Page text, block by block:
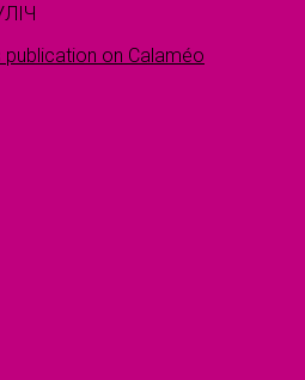
publication on Calaméo